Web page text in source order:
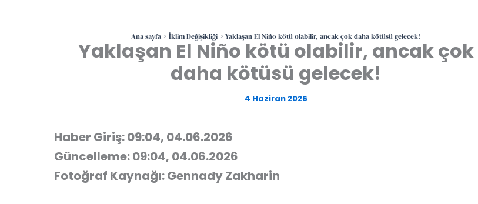
Ana sayfa İklim Değişikliği Yaklaşan El Niño kötü olabilir, ancak çok daha kötüsü gelecek!
Yaklaşan El Niño kötü olabilir, ancak çok
daha kötüsü gelecek!
4 Haziran 2026
Haber Giriş: 09:04, 04.06.2026
Güncelleme: 09:04, 04.06.2026
Fotoğraf Kaynağı: Gennady Zakharin